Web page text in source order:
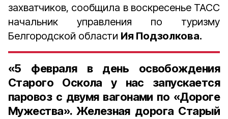
захватчиков, сообщила в воскресенье ТАСС
начальник управления по туризму
Белгородской области Ия Подзолкова.
«5 февраля в день освобождения
Старого Оскола у нас запускается
паровоз с двумя вагонами по «Дороге
Мужества». Железная дорога Старый